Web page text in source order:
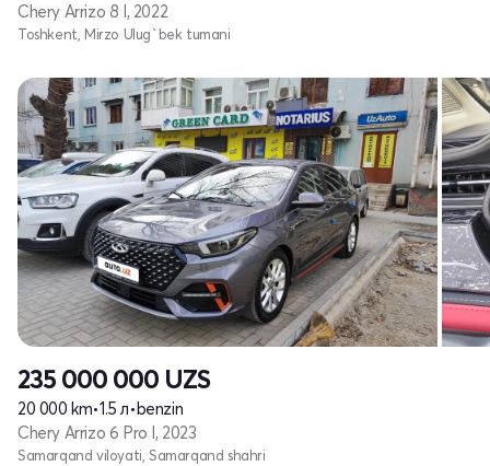
Chery Arrizo 8 I, 2022
Toshkent, Mirzo Ulug`bek tumani
235 000 000 UZS
20 000 km•1.5 л• benzin
Chery Arrizo 6 Pro I, 2023
Samarqand viloyati, Samarqand shahri